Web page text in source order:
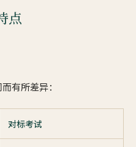
点
有所差异：
对标考试